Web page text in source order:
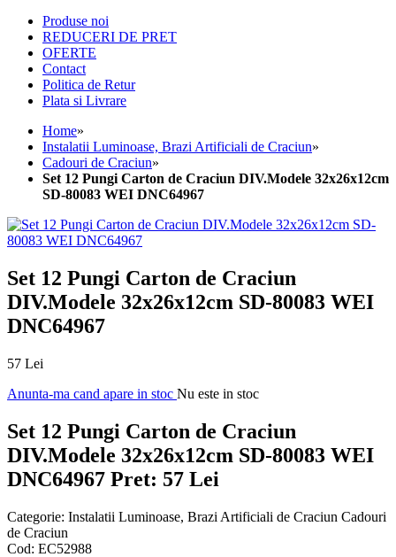
Produse noi
REDUCERI DE PRET
OFERTE
Contact
Politica de Retur
Plata si Livrare
Home»
Instalatii Luminoase, Brazi Artificiali de Craciun»
Cadouri de Craciun»
Set 12 Pungi Carton de Craciun DIV.Modele 32x26x12cm
SD-80083 WEI DNC64967
Set 12 Pungi Carton de Craciun
DIV.Modele 32x26x12cm SD-80083 WEI
DNC64967
57 Lei
Anunta-ma cand apare in stoc Nu este in stoc
Set 12 Pungi Carton de Craciun
DIV.Modele 32x26x12cm SD-80083 WEI
DNC64967 Pret: 57 Lei
Categorie: Instalatii Luminoase, Brazi Artificiali de Craciun Cadouri
de Craciun
Cod: EC52988